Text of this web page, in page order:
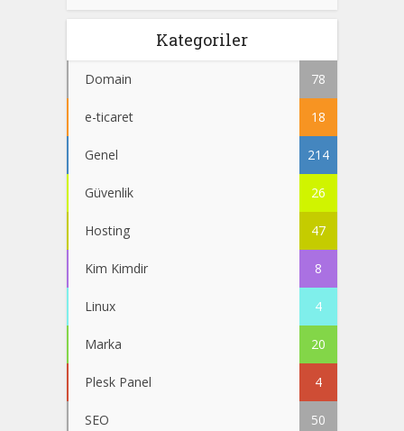
Kategoriler
Domain 78
e-ticaret 18
Genel 214
Güvenlik 26
Hosting 47
Kim Kimdir 8
Linux 4
Marka 20
Plesk Panel 4
SEO 50